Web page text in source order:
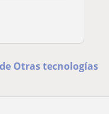
Otras tecnologías